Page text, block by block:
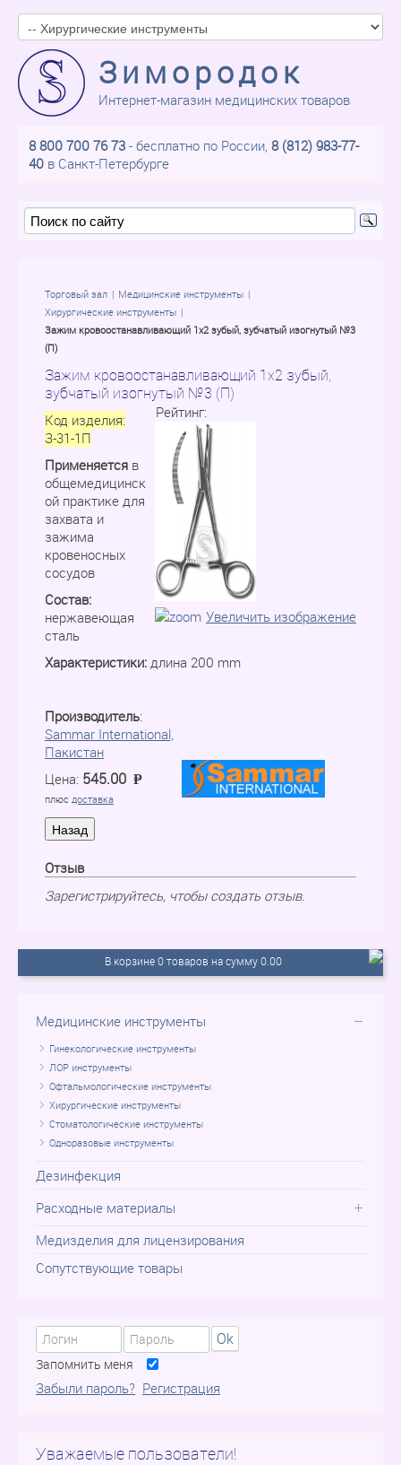
Зимородок
Интернет-магазин медицинских товаров
8 800 700 76 73 - бесплатно по России, 8 (812) 983-77-
40 в Санкт-Петербурге
Торговый зал
Медицинские инструменты
Хирургические инструменты
Зажим кровоостанавливающий 1х2 зубый, зубчатый изогнутый №3
(П)
Зажим кровоостанавливающий 1х2 зубый,
зубчатый изогнутый №3 (П)
Рейтинг:
Увеличить изображение
Код изделия:
З-31-1П
Применяется в
общемедицинск
ой практике для
захвата и
зажима
кровеносных
сосудов
Состав:
нержавеющая
сталь
Характеристики: длина 200 mm
Производитель:
Sammar International,
Пакистан
Цена: 545.00 =
P
плюс доставка
Отзыв
Зарегистрируйтесь, чтобы создать отзыв.
В корзине 0 товаров на сумму 0.00
Медицинские инструменты
Гинекологические инструменты
ЛОР инструменты
Офтальмологические инструменты
Хирургические инструменты
Стоматологические инструменты
Одноразовые инструменты
Дезинфекция
Расходные материалы
Медизделия для лицензирования
Сопутствующие товары
Ok
Запомнить меня
Забыли пароль? Регистрация
Уважаемые пользователи!